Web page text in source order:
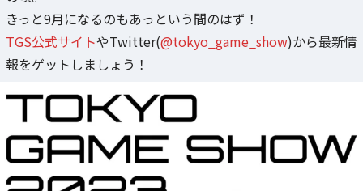
きっと9月になるのもあっという間のはず！
TGS公式サイトやTwitter(@tokyo_game_show)から最新情
報をゲットしましょう！